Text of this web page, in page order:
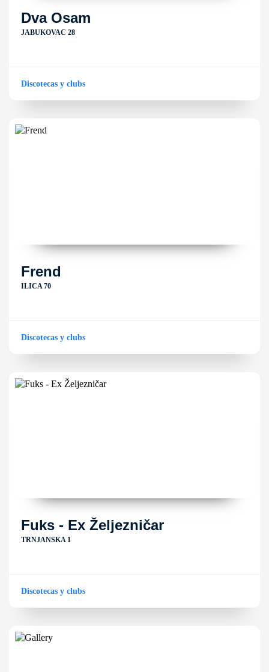
Dva Osam
JABUKOVAC 28
Discotecas y clubs
Frend
ILICA 70
Discotecas y clubs
Fuks - Ex Željezničar
TRNJANSKA 1
Discotecas y clubs